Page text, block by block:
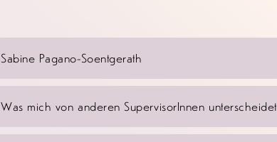
Sabine Pagano-Soentgerath
Was mich von anderen SupervisorInnen unterscheidet